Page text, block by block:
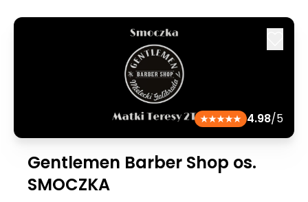
4.98/5
Gentlemen Barber Shop os.
SMOCZKA